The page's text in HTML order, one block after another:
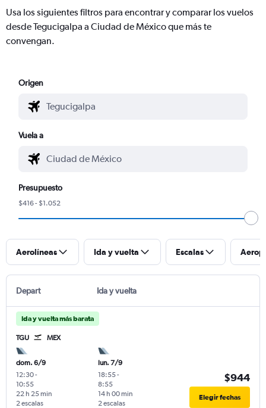
Usa los siguientes filtros para encontrar y comparar los vuelos
desde Tegucigalpa a Ciudad de México que más te
convengan.
Origen
Vuela a
Presupuesto
$416 - $1.052
Aerolíneas Ida y vuelta Escalas
Depart Ida y vuelta
Ida y vuelta más barata
TGU MEX
dom. 6/9
12:30-
10:55
2 escalas
22 h 25 min
lun. 7/9
18:55-
8:55
2 escalas
14 h 00 min
$944
Elegir fechas